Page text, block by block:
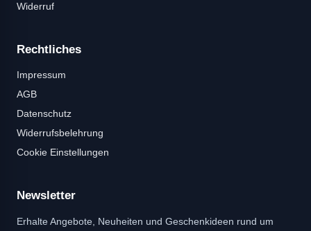
Widerruf
Rechtliches
Impressum
AGB
Datenschutz
Widerrufsbelehrung
Cookie Einstellungen
Newsletter
Erhalte Angebote, Neuheiten und Geschenkideen rund um